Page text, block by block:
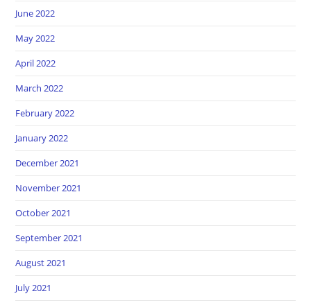
June 2022
May 2022
April 2022
March 2022
February 2022
January 2022
December 2021
November 2021
October 2021
September 2021
August 2021
July 2021